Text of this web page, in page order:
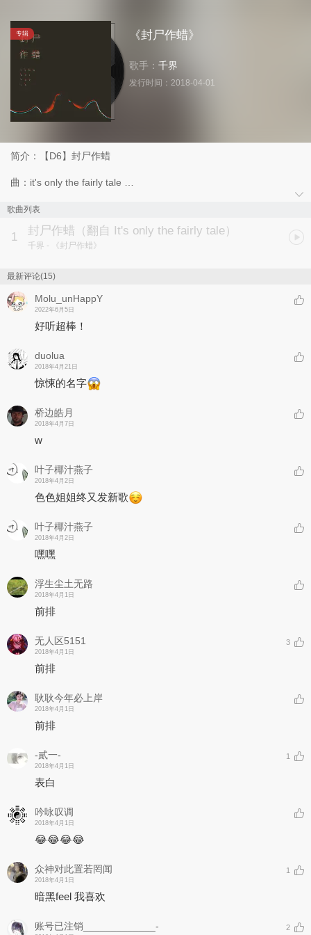
专辑 《封尸作蜡》
歌手： 千界
发行时间： 2018-04-01
简介：【D6】封尸作蜡
曲：it's only the fairly tale
词：和泉
混音：盛宴
美工：劫后余生
歌曲列表
1 封尸作蜡（翻自 It's only the fairly tale）
千界 - 《封尸作蜡》
最新评论(15)
Molu_unHappY
2022年6月5日
好听超棒！
duolua
2018年4月21日
惊悚的名字
桥边皓月
2018年4月7日
w
叶子椰汁燕子
2018年4月2日
色色姐姐终又发新歌
叶子椰汁燕子
2018年4月2日
嘿嘿
浮生尘土无路
2018年4月1日
前排
无人区5151
2018年4月1日
3
前排
耿耿今年必上岸
2018年4月1日
前排
-貳一-
2018年4月1日
1
表白
吟咏叹调
2018年4月1日
😂😂😂😂
众神对此置若罔闻
2018年4月1日
1
暗黑feel 我喜欢
账号已注销_____________- 2